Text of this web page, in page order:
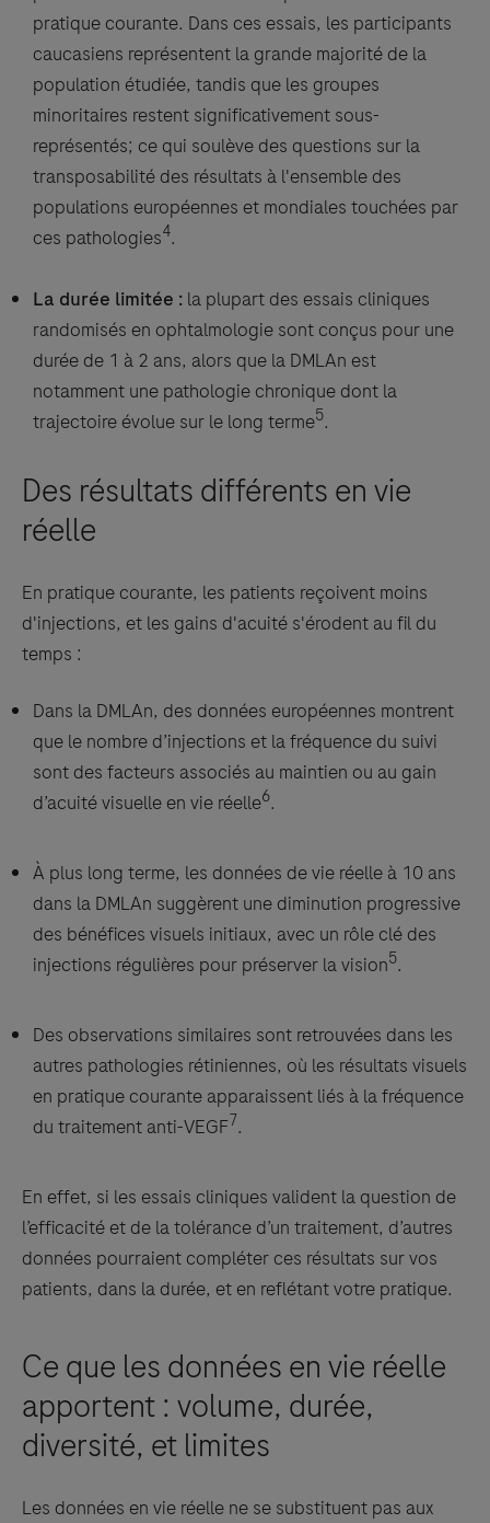
pratique courante. Dans ces essais, les participants
caucasiens représentent la grande majorité de la
population étudiée, tandis que les groupes
minoritaires restent significativement sous-
représentés; ce qui soulève des questions sur la
transposabilité des résultats à l'ensemble des
populations européennes et mondiales touchées par
ces pathologies4.
La durée limitée : la plupart des essais cliniques
randomisés en ophtalmologie sont conçus pour une
durée de 1 à 2 ans, alors que la DMLAn est
notamment une pathologie chronique dont la
trajectoire évolue sur le long terme5.
Des résultats différents en vie
réelle
En pratique courante, les patients reçoivent moins
d'injections, et les gains d'acuité s'érodent au fil du
temps :
Dans la DMLAn, des données européennes montrent
que le nombre d’injections et la fréquence du suivi
sont des facteurs associés au maintien ou au gain
d’acuité visuelle en vie réelle6.
À plus long terme, les données de vie réelle à 10 ans
dans la DMLAn suggèrent une diminution progressive
des bénéfices visuels initiaux, avec un rôle clé des
injections régulières pour préserver la vision5.
Des observations similaires sont retrouvées dans les
autres pathologies rétiniennes, où les résultats visuels
en pratique courante apparaissent liés à la fréquence
du traitement anti-VEGF7.
En effet, si les essais cliniques valident la question de
l’efficacité et de la tolérance d’un traitement, d’autres
données pourraient compléter ces résultats sur vos
patients, dans la durée, et en reflétant votre pratique.
Ce que les données en vie réelle
apportent : volume, durée,
diversité, et limites
Les données en vie réelle ne se substituent pas aux